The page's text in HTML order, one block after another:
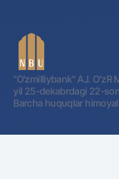
"O'zmilliybank" AJ.
yil 25-dekabrdagi 22-
Barcha huquqlar